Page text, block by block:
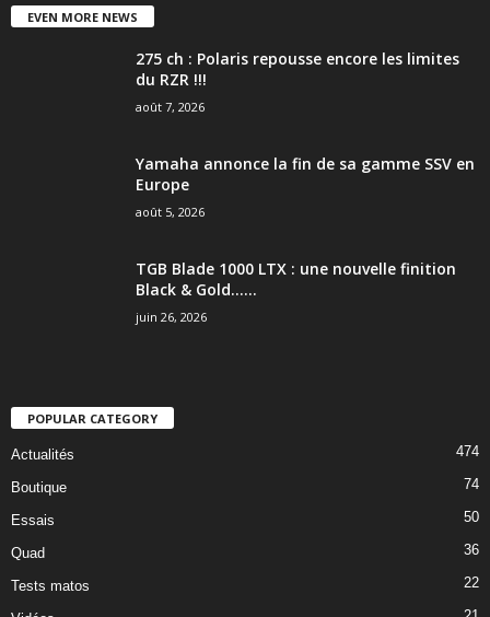
EVEN MORE NEWS
275 ch : Polaris repousse encore les limites
du RZR !!!
août 7, 2026
Yamaha annonce la fin de sa gamme SSV en
Europe
août 5, 2026
TGB Blade 1000 LTX : une nouvelle finition
Black & Gold…...
juin 26, 2026
POPULAR CATEGORY
Actualités 474
Boutique 74
Essais 50
Quad 36
Tests matos 22